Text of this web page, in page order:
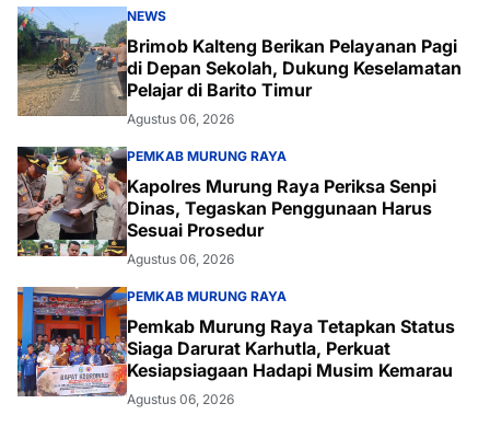
NEWS
Brimob Kalteng Berikan Pelayanan Pagi
di Depan Sekolah, Dukung Keselamatan
Pelajar di Barito Timur
Agustus 06, 2026
PEMKAB MURUNG RAYA
Kapolres Murung Raya Periksa Senpi
Dinas, Tegaskan Penggunaan Harus
Sesuai Prosedur
Agustus 06, 2026
PEMKAB MURUNG RAYA
Pemkab Murung Raya Tetapkan Status
Siaga Darurat Karhutla, Perkuat
Kesiapsiagaan Hadapi Musim Kemarau
Agustus 06, 2026